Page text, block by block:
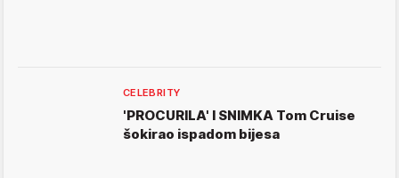
CELEBRITY
'PROCURILA' I SNIMKA Tom Cruise
šokirao ispadom bijesa